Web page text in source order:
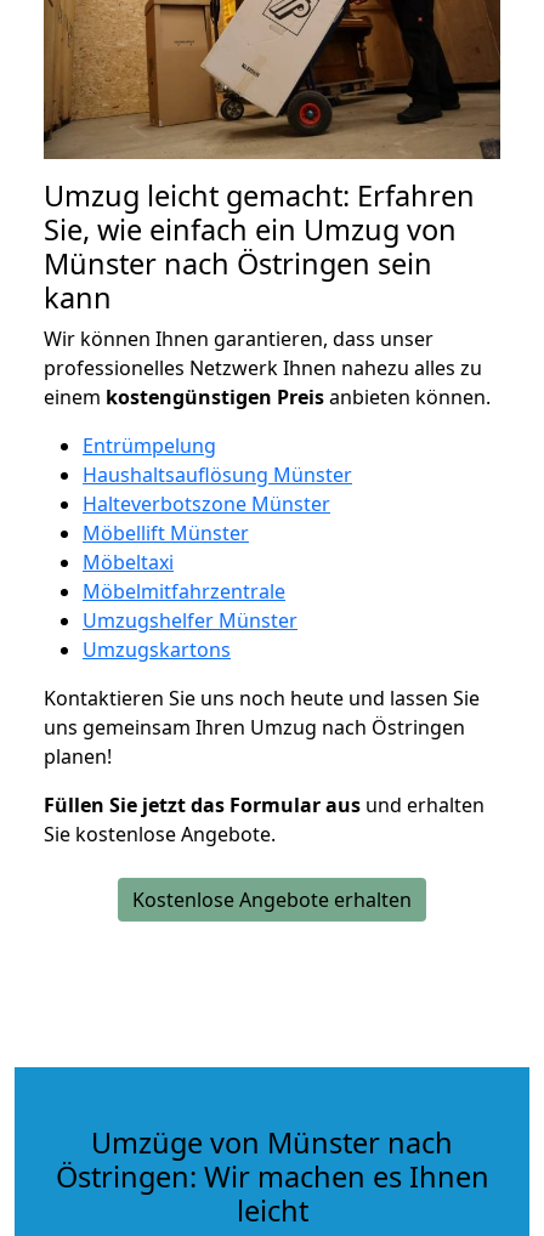
Umzug leicht gemacht: Erfahren
Sie, wie einfach ein Umzug von
Münster nach Östringen sein
kann
Wir können Ihnen garantieren, dass unser
professionelles Netzwerk Ihnen nahezu alles zu
einem kostengünstigen Preisanbieten können.
Entrümpelung
Haushaltsauflösung Münster
Halteverbotszone Münster
Möbellift Münster
Möbeltaxi
Möbelmitfahrzentrale
Umzugshelfer Münster
Umzugskartons
Kontaktieren Sie uns noch heute und lassen Sie
uns gemeinsam Ihren Umzug nach Östringen
planen!
Füllen Sie jetzt das Formular aus und erhalten
Sie kostenlose Angebote.
Kostenlose Angebote erhalten
Umzüge von Münster nach
Östringen: Wir machen es Ihnen
leicht